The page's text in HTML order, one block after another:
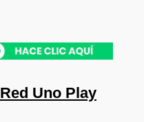
Red Uno Play